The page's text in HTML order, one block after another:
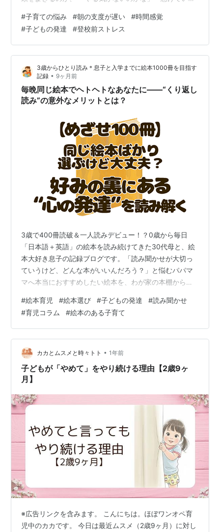
の多くは怠けているわけではありません。 問題の正体
は、時間感覚と見通しの弱さにあります。 朝は「時間を
使う力」が一番試される場面 朝の支度は、子どもにとっ
て非常に高度な作業です。 ・今が何時かを把握する・こ
れから何をするかを思い出す・順番を考える・残り時間
を見積もる・急ぐ必要があると…
#子育ての悩み #朝の支度が遅い #時間感覚
#子どもの発達 #登校前ストレス
3歳からひとり読み＊息子と入学までに絵本1000冊を目指す
記録 • 9ヶ月前
毎晩同じ絵本でヘトヘトなあなたに——“くり返し
読み”の意外なメリットとは？
3歳で400冊読破＆一人読みデビュー！？0歳から毎日
「日本語＋英語」の絵本を読み続けてきた30代母と、絵
本大好き息子の記録ブログです。「読み聞かせが大切っ
ていうけど、どんな本がいいんだろう？」と悩むパパマ
マへ本当におすすめしたい絵本を、わが家の本棚から厳
もお届けしています✍気になる絵本があったら、ぜひ読
者登録おねがいします♬ ＊＊＊ 「またこの絵本!?」毎晩
のように同じ1冊を持ってこられると、思わずそう言いた
くなることがあります。せっかく新しい絵本を準備して
も、見向きもしないことも。「もっといろいろ読んでほ
しいのに…」そう感じたことのある方、き…
#絵本育児 #絵本選び #子どもの発達 #読み聞かせ
#育児コラム #絵本のある子育て
カカとムスメと時々トト • 1年前
子どもが「やめて」をやり続ける理由【2歳9ヶ
月】
※広告リンクを含みます。 こんにちは。ほぼワンオペ育
児中のカカです。 今日は最近ムスメ（2歳9ヶ月）に対し